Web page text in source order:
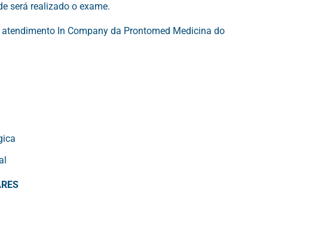
será realizado o exame.
In Company da Prontomed Medicina do